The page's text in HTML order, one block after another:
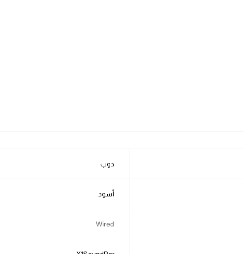
دوب
أسود
Wired